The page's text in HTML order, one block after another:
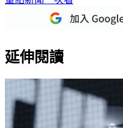
延伸閱讀